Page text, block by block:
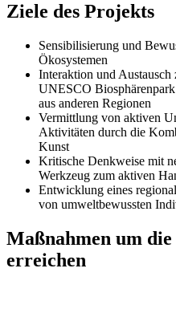
Ziele des Projekts
Sensibilisierung und
Ökosystemen
Interaktion und
UNESCO
aus anderen Regionen
Vermittlung von aktiven
Aktivitäten durch die
Kunst
Kritische Denkweise mit
Werkzeug zum aktiven
Entwicklung eines
von umweltbewussten
Maßnahmen um
erreichen